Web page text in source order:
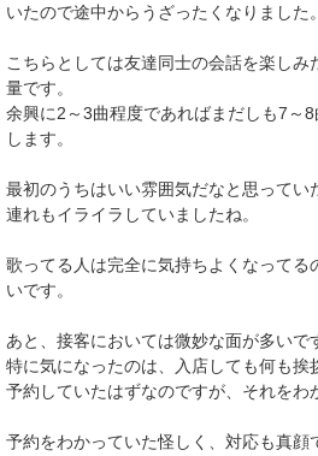
いたので途中からうざったくなりました。
こちらとしては友達同士の会話を楽し
量です。
余興に2～3曲程度であればまだしも7～
します。
最初のうちはいい雰囲気だなと思ってい
連れもイライラしていましたね。
歌ってる人は完全に気持ちよくなってる
いです。
あと、接客においては微妙な面が多いで
特に気になったのは、入店しても何も挨
予約していたはずなのですが、それをわ
予約をわかっていた怪しく、対応も真顔